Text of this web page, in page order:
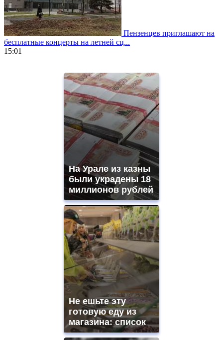
Пензенцев приглашают на
бесплатные концерты на летней сц...
15:01
https://gradewatches.to/
https://www.replicasrelojes.to/
На Урале из казны
были украдены 18
миллионов рублей
Не ешьте эту
готовую еду из
магазина: список